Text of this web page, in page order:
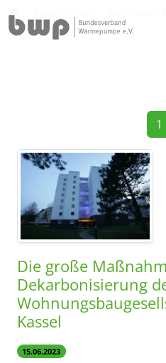
1
Die große
Dekarbonisierung
Kassel
15.06.2023